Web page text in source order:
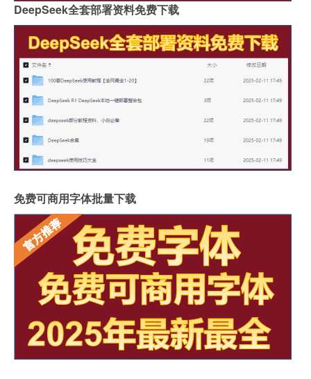
DeepSeek全套部署资料免费下载
免费可商用字体批量下载